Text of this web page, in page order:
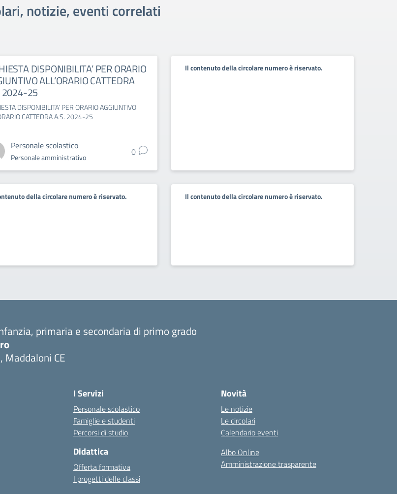
notizie, eventi correlati
DISPONIBILITA’ PER ORARIO
ALL’ORARIO CATTEDRA
2024-25
DISPONIBILITA’ PER ORARIO AGGIUNTIVO
CATTEDRA A.S. 2024-25
Personale scolastico
Personale amministrativo 0
Il contenuto della circolare numero è riservato.
della circolare numero è riservato. Il contenuto della circolare numero è riservato.
primaria e secondaria di primo grado
Maddaloni CE
I Servizi
Personale scolastico
Famiglie e studenti
Percorsi di studio
Didattica
Offerta formativa
I progetti delle classi
Novità
Le notizie
Le circolari
Calendario eventi
Albo Online
Amministrazione trasparente